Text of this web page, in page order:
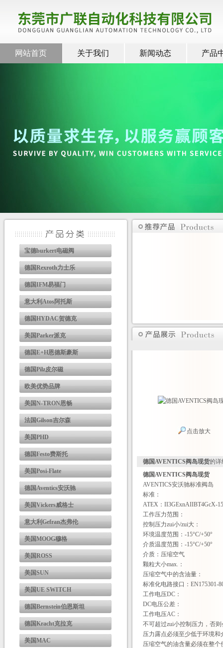
网站首页 关于我们 新闻动态 产品
宝德burkert电磁阀
德国Rexroth力士乐
德国IFM易福门
意大利Atos阿托斯
德国HYDAC贺德克
美国Parker派克
德国E+H恩德斯豪斯
德国Pilz皮尔磁
欧美优势品牌
美国N-TRON恩畅
法国Gilson吉尔森
美国PHD
德国Festo费斯托
美国Posi-Flate
德国Aventics安沃驰
美国Vickers威格士
意大利Gefran杰弗伦
美国MOOG穆格
美国ROSS
美国SUN
美国UE SWITCH
德国Bernstein伯恩斯坦
德国Kracht克拉克
美国MAC
点击放大
德国AVENTICS阀岛现货的详
德国AVENTICS阀岛现货
AVENTICS安沃驰标准阀岛
标准：
ATEX：II3GExnAIIBT4GcX-
工作压力范围：
控制压力zui小/zui大：
环境温度范围：-15°C/+50°
介质温度范围：-15°C/+50°
介质：压缩空气
颗粒大小max.：
压缩空气中的含油量：
标准化电路接口：EN175301-
工作电压DC：
DC电压公差：
工作电压AC：
不可超过zui小控制压力，否
压力露点必须至少低于环境和
压缩空气的油含量必须在整